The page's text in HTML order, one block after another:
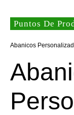
Puntos De
Abanicos